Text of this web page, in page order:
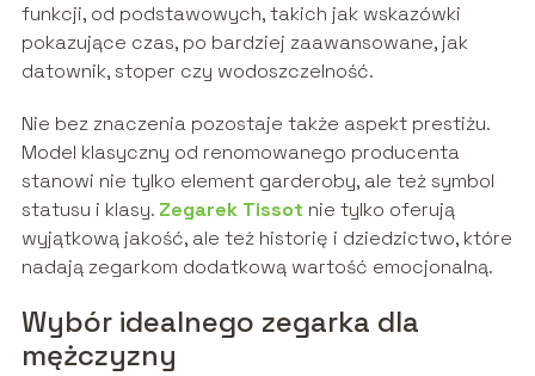
funkcji, od podstawowych, takich jak wskazówki
pokazujące czas, po bardziej zaawansowane, jak
datownik, stoper czy wodoszczelność.
Nie bez znaczenia pozostaje także aspekt prestiżu.
Model klasyczny od renomowanego producenta
stanowi nie tylko element garderoby, ale też symbol
statusu i klasy. Zegarek Tissot nie tylko oferują
wyjątkową jakość, ale też historię i dziedzictwo, które
nadają zegarkom dodatkową wartość emocjonalną.
Wybór idealnego zegarka dla
mężczyzny